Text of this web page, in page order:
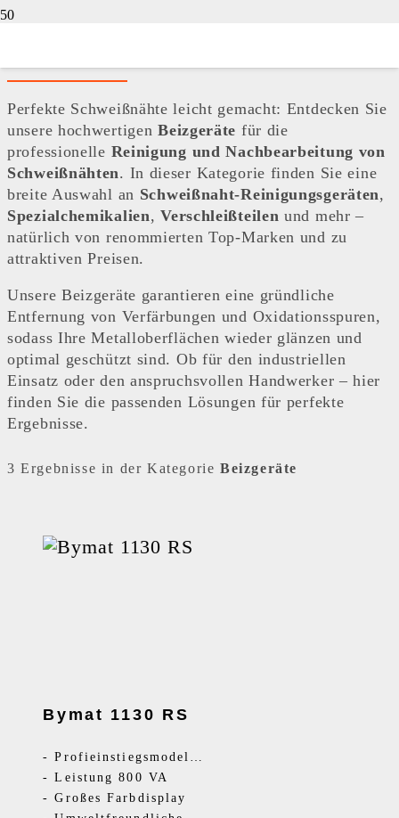
Perfekte Schweißnähte leicht gemacht: Entdecken Sie
unsere hochwertigenBeizgeräte für die
professionelle Reinigung und Nachbearbeitung von
Schweißnähten. In dieser Kategorie finden Sie eine
breite Auswahl an Schweißnaht-Reinigungsgeräten,
Spezialchemikalien,Verschleißteilen und mehr –
natürlich von renommierten Top-Marken und zu
attraktiven Preisen.
Unsere Beizgeräte garantieren eine gründliche
Entfernung von Verfärbungen und Oxidationsspuren,
sodass Ihre Metalloberflächen wieder glänzen und
optimal geschützt sind. Ob für den industriellen
Einsatz oder den anspruchsvollen Handwerker – hier
finden Sie die passenden Lösungen für perfekte
Ergebnisse.
3 Ergebnisse in der Kategorie Beizgeräte
Bymat 1130 RS
-Profieinstiegsmodell zum Reinigen, Polieren, Signieren
-Leistung 800 VA
-Großes Farbdisplay